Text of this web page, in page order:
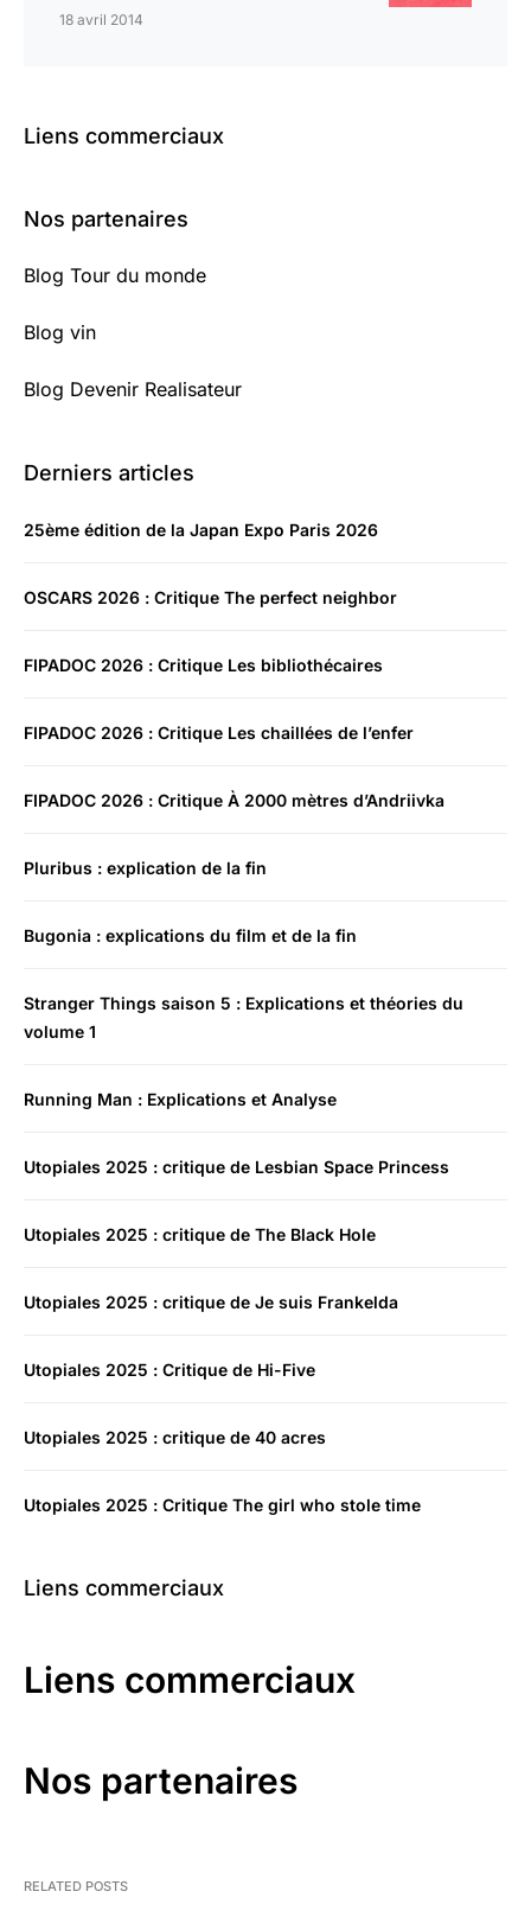
18 avril 2014
Liens commerciaux
Nos partenaires
Blog Tour du monde
Blog vin
Blog Devenir Realisateur
Derniers articles
25ème édition de la Japan Expo Paris 2026
OSCARS 2026 : Critique The perfect neighbor
FIPADOC 2026 : Critique Les bibliothécaires
FIPADOC 2026 : Critique Les chaillées de l’enfer
FIPADOC 2026 : Critique À 2000 mètres d’Andriivka
Pluribus : explication de la fin
Bugonia : explications du film et de la fin
Stranger Things saison 5 : Explications et théories du
volume 1
Running Man : Explications et Analyse
Utopiales 2025 : critique de Lesbian Space Princess
Utopiales 2025 : critique de The Black Hole
Utopiales 2025 : critique de Je suis Frankelda
Utopiales 2025 : Critique de Hi-Five
Utopiales 2025 : critique de 40 acres
Utopiales 2025 : Critique The girl who stole time
Liens commerciaux
Liens commerciaux
Nos partenaires
RELATED POSTS